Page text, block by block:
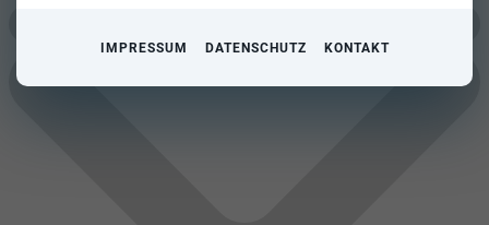
IMPRESSUM DATENSCHUTZ KONTAKT